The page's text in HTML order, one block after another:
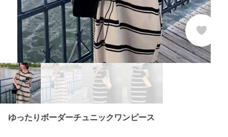
ゆったりボーダーチュニックワンピース